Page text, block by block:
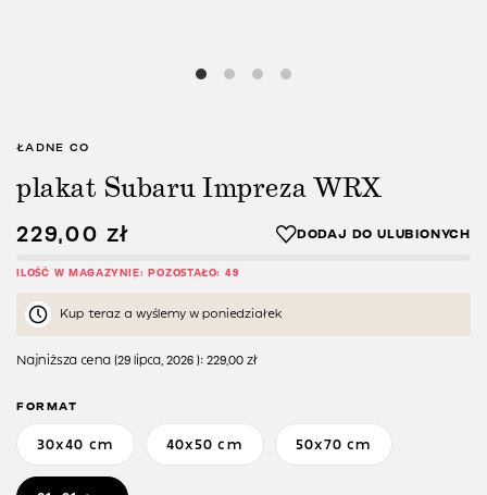
ŁADNE CO
plakat Subaru Impreza WRX
229,00 zł
ILOŚĆ W MAGAZYNIE: POZOSTAŁO: 49
Kup teraz a wyślemy w poniedziałek
Najniższa cena (29 lipca, 2026 ): 229,00 zł
FORMAT
30x40 cm 40x50 cm 50x70 cm